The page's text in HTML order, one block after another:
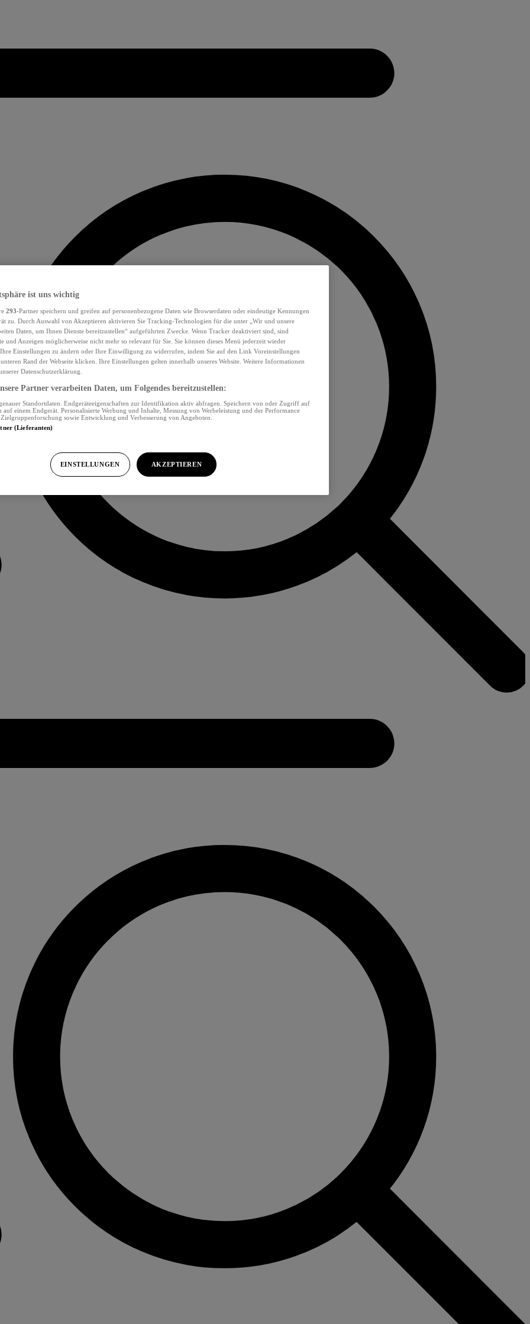
ist uns wichtig
293-Partner speichern und greifen auf personenbezogene Daten wie Browserdaten oder eindeutige Kennungen
zu. Durch Auswahl von Akzeptieren aktivieren Sie Tracking-Technologien für die unter „Wir und unsere
Daten, um Ihnen Dienste bereitzustellen“ aufgeführten Zwecke. Wenn Tracker deaktiviert sind, sind
und Anzeigen möglicherweise nicht mehr so relevant für Sie. Sie können dieses Menü jederzeit wieder
Einstellungen zu ändern oder Ihre Einwilligung zu widerrufen, indem Sie auf den Link Voreinstellungen
Rand der Webseite klicken. Ihre Einstellungen gelten innerhalb unseres Website. Weitere Informationen
Datenschutzerklärung.
Partner verarbeiten Daten, um Folgendes bereitzustellen:
Standortdaten. Endgeräteeigenschaften zur Identifikation aktiv abfragen. Speichern von oder Zugriff auf
einem Endgerät. Personalisierte Werbung und Inhalte, Messung von Werbeleistung und der Performance
sowie Entwicklung und Verbesserung von Angeboten.
(Lieferanten)
EINSTELLUNGEN AKZEPTIEREN